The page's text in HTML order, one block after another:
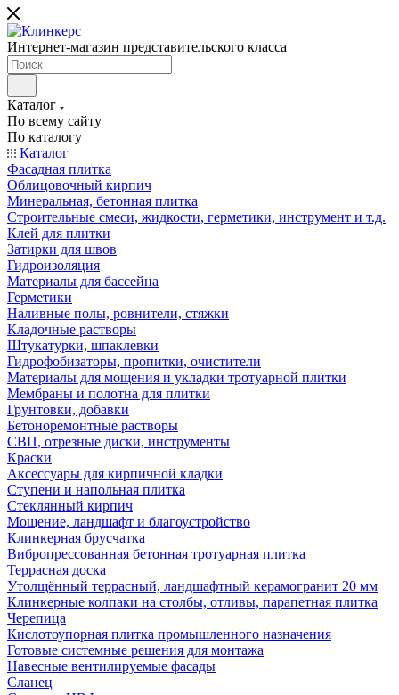
Интернет-магазин представительского класса
Каталог
По всему сайту
По каталогу
Каталог
Фасадная плитка
Облицовочный кирпич
Минеральная, бетонная плитка
Строительные смеси, жидкости, герметики, инструмент и т.д.
Клей для плитки
Затирки для швов
Гидроизоляция
Материалы для бассейна
Герметики
Наливные полы, ровнители, стяжки
Кладочные растворы
Штукатурки, шпаклевки
Гидрофобизаторы, пропитки, очистители
Материалы для мощения и укладки тротуарной плитки
Мембраны и полотна для плитки
Грунтовки, добавки
Бетоноремонтные растворы
СВП, отрезные диски, инструменты
Краски
Аксессуары для кирпичной кладки
Ступени и напольная плитка
Cтеклянный кирпич
Мощение, ландшафт и благоустройство
Клинкерная брусчатка
Вибропрессованная бетонная тротуарная плитка
Террасная доска
Утолщённый террасный, ландшафтный керамогранит 20 мм
Клинкерные колпаки на столбы, отливы, парапетная плитка
Черепица
Кислотоупорная плитка промышленного назначения
Готовые системные решения для монтажа
Навесные вентилируемые фасады
Сланец